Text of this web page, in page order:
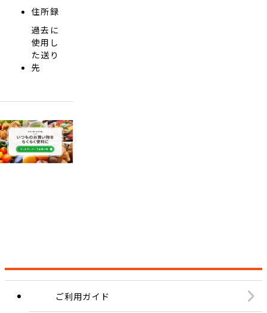
住所録
過去に
使用し
た送り
先
ご利用ガイド